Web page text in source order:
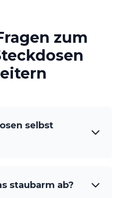
zum
selbst
staubarm ab?